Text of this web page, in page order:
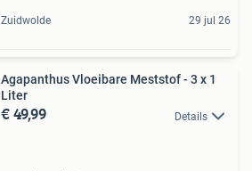
Zuidwolde 29 jul 26
Agapanthus Vloeibare Meststof - 3 x 1
Liter
€ 49,99 Details